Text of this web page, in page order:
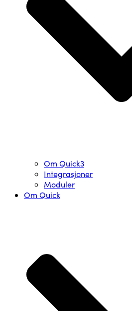
Om Quick3
Integrasjoner
Moduler
Om Quick